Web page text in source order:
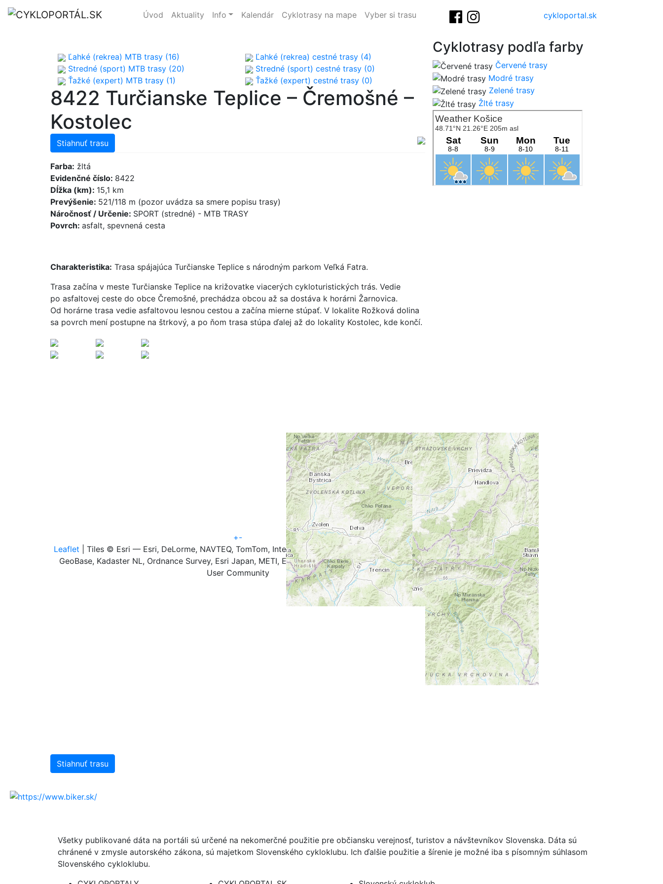
Úvod Aktuality Info Kalendár Cyklotrasy na mape Vyber si trasu cykloportal.sk
Ľahké (rekrea) MTB trasy (16)
Stredné (sport) MTB trasy (20)
Ťažké (expert) MTB trasy (1)
Ľahké (rekrea) cestné trasy (4)
Stredné (sport) cestné trasy (0)
Ťažké (expert) cestné trasy (0)
8422 Turčianske Teplice – Čremošné –
Kostolec
Stiahnuť trasu
Farba: žltá
Evidenčné číslo: 8422
Dĺžka (km): 15,1 km
Prevýšenie: 521/118 m (pozor uvádza sa smere popisu trasy)
Náročnosť / Určenie: SPORT (stredné) - MTB TRASY
Povrch: asfalt, spevnená cesta
Charakteristika: Trasa spájajúca Turčianske Teplice s národným parkom Veľká Fatra.
Trasa začína v meste Turčianske Teplice na križovatke viacerých cykloturistických trás. Vedie
po asfaltovej ceste do obce Čremošné, prechádza obcou až sa dostáva k horárni Žarnovica.
Od horárne trasa vedie asfaltovou lesnou cestou a začína mierne stúpať. V lokalite Rožková dolina
sa povrch mení postupne na štrkový, a po ňom trasa stúpa ďalej až do lokality Kostolec, kde končí.
+-
Leaflet | Tiles © Esri — Esri, DeLorme, NAVTEQ, TomTom, Intermap, iPC, USGS, FAO, NPS, NRCAN,
GeoBase, Kadaster NL, Ordnance Survey, Esri Japan, METI, Esri China (Hong Kong), and the GIS
User Community
Stiahnuť trasu
Cyklotrasy podľa farby
Červené trasy
Modré trasy
Zelené trasy
Žlté trasy
Všetky publikované dáta na portáli sú určené na nekomerčné použitie pre občiansku verejnosť, turistov a návštevníkov Slovenska. Dáta sú
chránené v zmysle autorského zákona, sú majetkom Slovenského cykloklubu. Ich ďalšie použitie a šírenie je možné iba s písomným súhlasom
Slovenského cykloklubu.